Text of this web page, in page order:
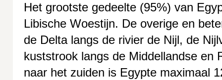
Het grootste gedeelte (95%) van
Libische Woestijn. De overige en
de Delta langs de rivier de Nijl, de
kuststrook langs de Middellandse en
naar het zuiden is Egypte maximaal